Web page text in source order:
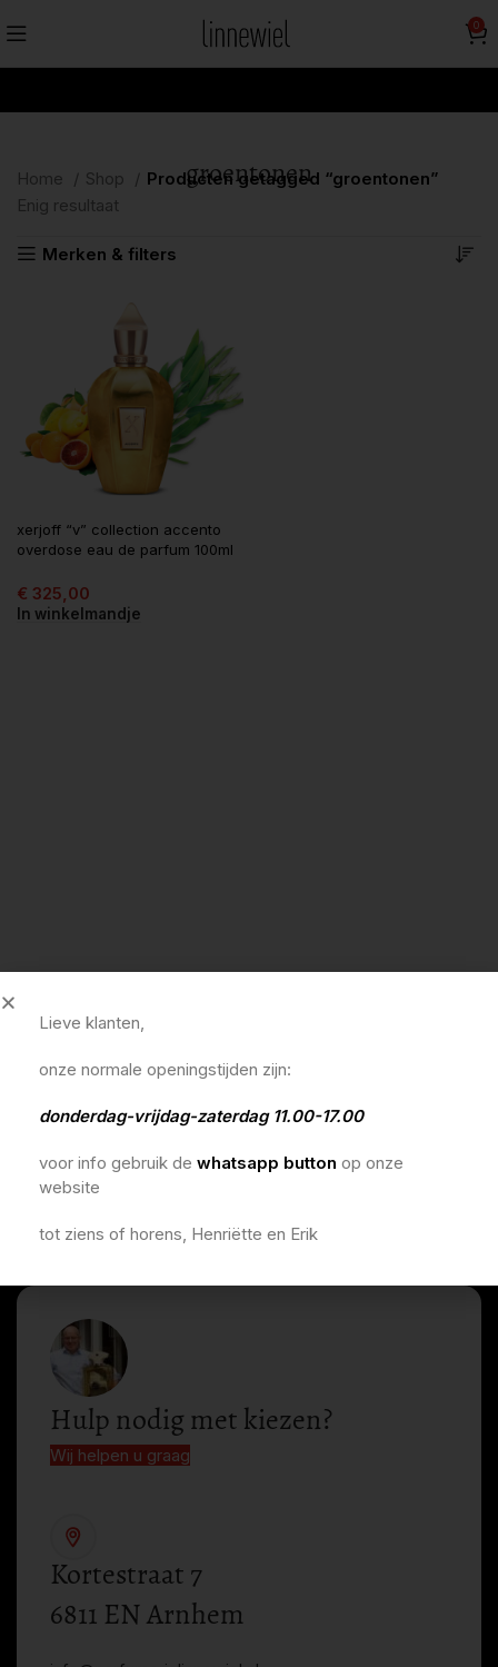
0
groentonen
Home Shop
Producten getagged “groentonen”
Enig resultaat
Merken & filters
xerjoff “v” collection accento
overdose eau de parfum 100ml
€ 325,00
In winkelmandje
Hulp nodig met kiezen?
Wij helpen u graag
Kortestraat 7
6811 EN Arnhem
Lieve klanten,
onze normale openingstijden zijn:
donderdag-vrijdag-zaterdag 11.00-17.00
voor info gebruik de whatsapp button op onze
website
tot ziens of horens, Henriëtte en Erik